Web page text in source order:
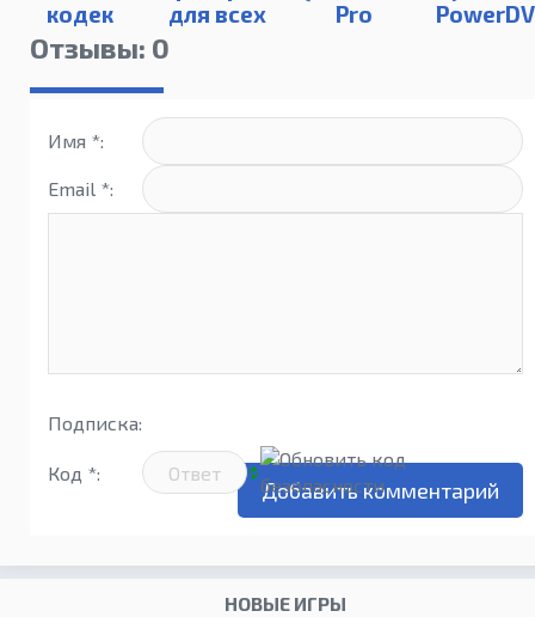
кодек
для всех
форматов
Pro
Отзывы: 0
Имя *:
Email *:
Подписка:
Код *:
НОВЫЕ ИГРЫ